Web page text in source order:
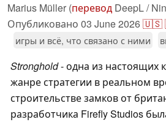
Marius Müller (перевод DeepL /
Опубликовано 03 June 2026🇺🇸
игры и всё, что связано с ними
Stronghold- одна из настоящих
жанре стратегии в реальном
строительстве замков от
разработчика Firefly Studios